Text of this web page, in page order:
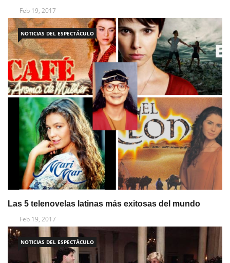
Feb 19, 2017
NOTICIAS DEL ESPECTÁCULO
Las 5 telenovelas latinas más exitosas del mundo
Feb 19, 2017
NOTICIAS DEL ESPECTÁCULO